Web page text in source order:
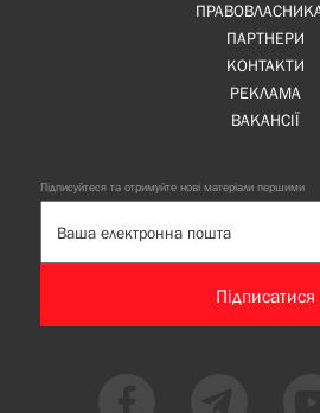
ПАРТНЕРИ
КОНТАКТИ
РЕКЛАМА
ВАКАНСІЇ
Підписуйтеся та отримуйте нові матеріали першими
Підписатися